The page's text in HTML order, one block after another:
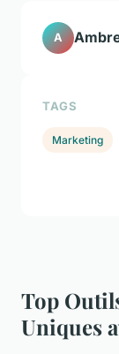
Top
Uniques
A
TAGS
Marketing